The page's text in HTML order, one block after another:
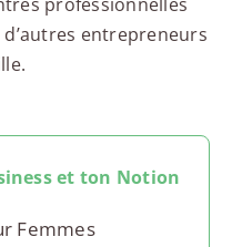
professionnelles
entrepreneurs
et ton Notion
Femmes